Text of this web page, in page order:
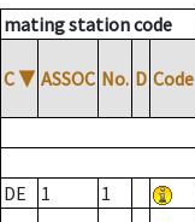
mating station code
C ▼ ASSOC No. D Code
DE 1 1